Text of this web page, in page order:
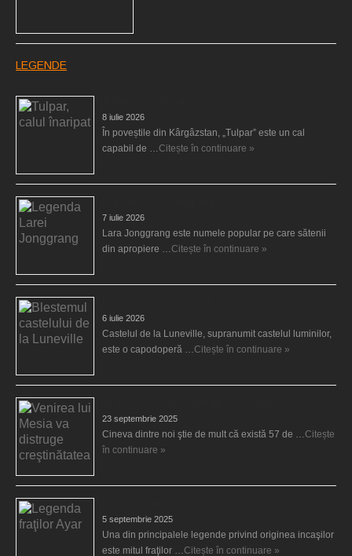
LEGENDE
8 iulie 2026
În poveștile din Kârgâzstan, „Tulpar” este un cal
capabil de … Citește în continuare »
7 iulie 2026
Lara Jonggrang este numele popular pe care sătenii
din apropiere … Citește în continuare »
6 iulie 2026
Castelul de la Luneville, supranumit castelul luminilor,
este o capodoperă … Citește în continuare »
23 septembrie 2025
Cineva dintre noi ştie de mult că există 57 de … Citește
în continuare »
5 septembrie 2025
Una din principalele legende privind originea incaşilor
este mitul fraţilor … Citește în continuare »